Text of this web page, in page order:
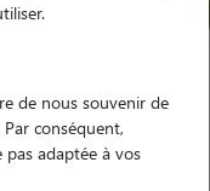
de nous souvenir de
conséquent,
pas adaptée à vos